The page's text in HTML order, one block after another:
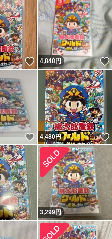
いいね！
4,848円
いいね！
4,480円
3,299円